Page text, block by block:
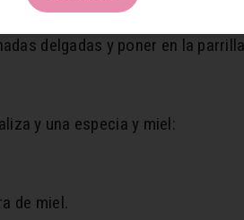
delgadas y poner en la
y una especia y miel:
de miel.